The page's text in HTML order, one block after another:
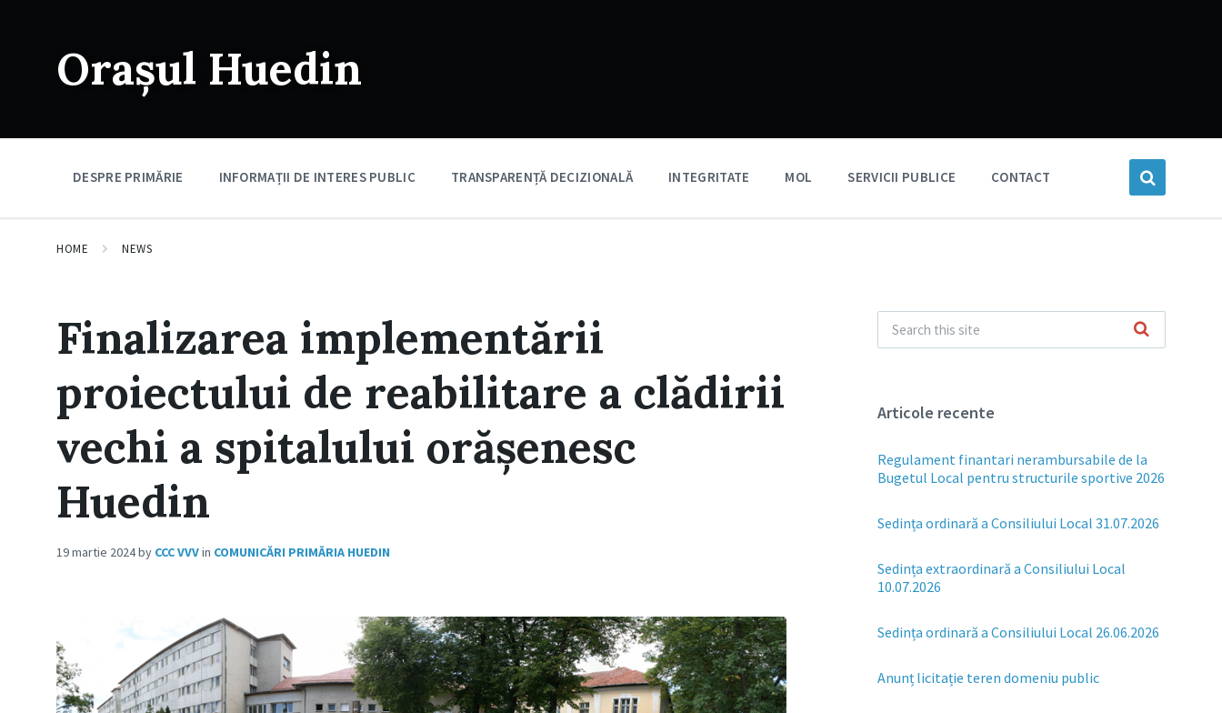
navigationOrașul Huedin
DESPRE PRIMĂRIE INFORMAȚII DE INTERES PUBLIC TRANSPARENȚĂ DECIZIONALĂ INTEGRITATE MOL SERVICII PUBLICE CONTACT
HOME NEWS
Finalizarea implementării
proiectului de reabilitare a clădirii
vechi a spitalului orășenesc
Huedin
19 martie 2024by CCC VVVin COMUNICĂRI PRIMĂRIA HUEDIN
Articole recente
Regulament finantari nerambursabile de la
Bugetul Local pentru structurile sportive 2026
Sedința ordinară a Consiliului Local 31.07.2026
Sedința extraordinară a Consiliului Local
10.07.2026
Sedința ordinară a Consiliului Local 26.06.2026
Anunț licitație teren domeniu public